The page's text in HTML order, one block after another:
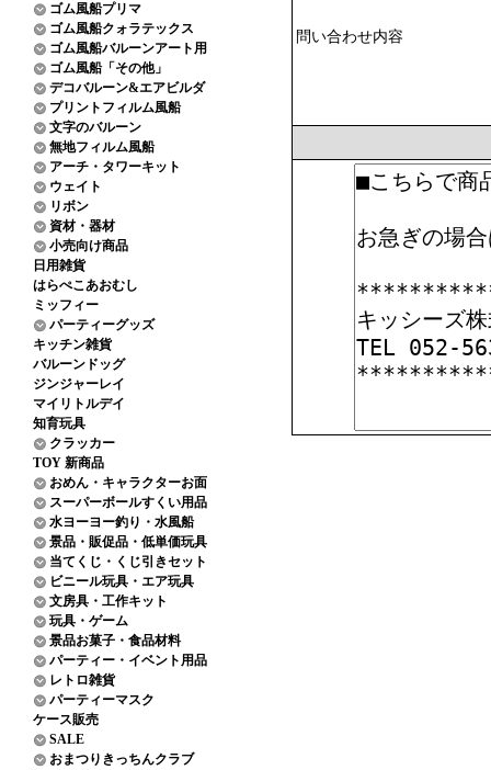
ゴム風船プリマ
ゴム風船クォラテックス
ゴム風船バルーンアート用
ゴム風船「その他」
デコバルーン&エアビルダ
プリントフィルム風船
文字のバルーン
無地フィルム風船
アーチ・タワーキット
ウェイト
リボン
資材・器材
小売向け商品
日用雑貨
はらぺこあおむし
ミッフィー
パーティーグッズ
キッチン雑貨
バルーンドッグ
ジンジャーレイ
マイリトルデイ
知育玩具
クラッカー
TOY 新商品
おめん・キャラクターお面
スーパーボールすくい用品
水ヨーヨー釣り・水風船
景品・販促品・低単価玩具
当てくじ・くじ引きセット
ビニール玩具・エア玩具
文房具・工作キット
玩具・ゲーム
景品お菓子・食品材料
パーティー・イベント用品
レトロ雑貨
パーティーマスク
ケース販売
SALE
おまつりきっちんクラブ
問い合わせ内容